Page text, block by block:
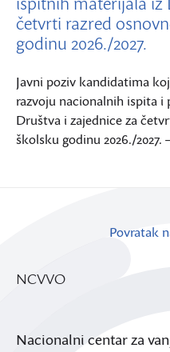
četvrti razred
godinu 2026./2027.
Javni poziv kandidatima
razvoju nacionalnih ispita
Društva i zajednice za
školsku godinu 2026./2027.
Povratak
NCVVO
Nacionalni centar za